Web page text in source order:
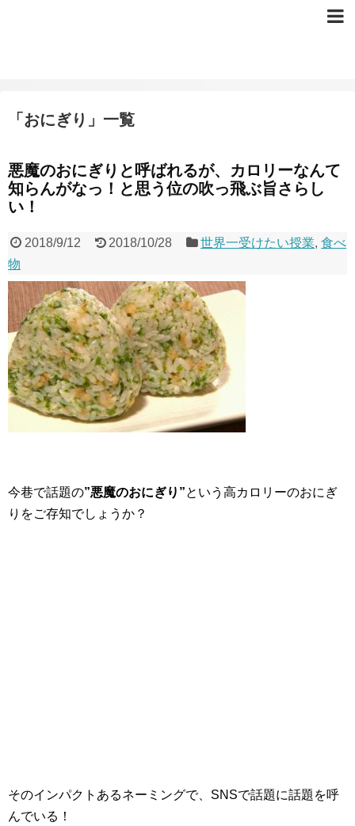
「 おにぎり 」 一覧
悪魔のおにぎりと呼ばれるが、カロリーなんて
知らんがなっ！と思う位の吹っ飛ぶ旨さらし
い！
2018/9/12 2018/10/28 世界一受けたい授業,食べ
物
今巷で話題の”悪魔のおにぎり”という高カロリーのおにぎ
りをご存知でしょうか？
そのインパクトあるネーミングで、SNSで話題に話題を呼
んでいる！